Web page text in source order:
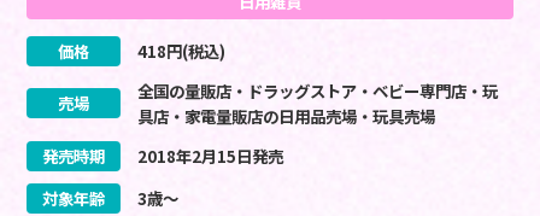
価格 418円(税込)
売場
全国の量販店・ドラッグストア・ベビー専門店・玩
具店・家電量販店の日用品売場・玩具売場
発売時期
2018年2月15日発売
対象年齢
3歳～